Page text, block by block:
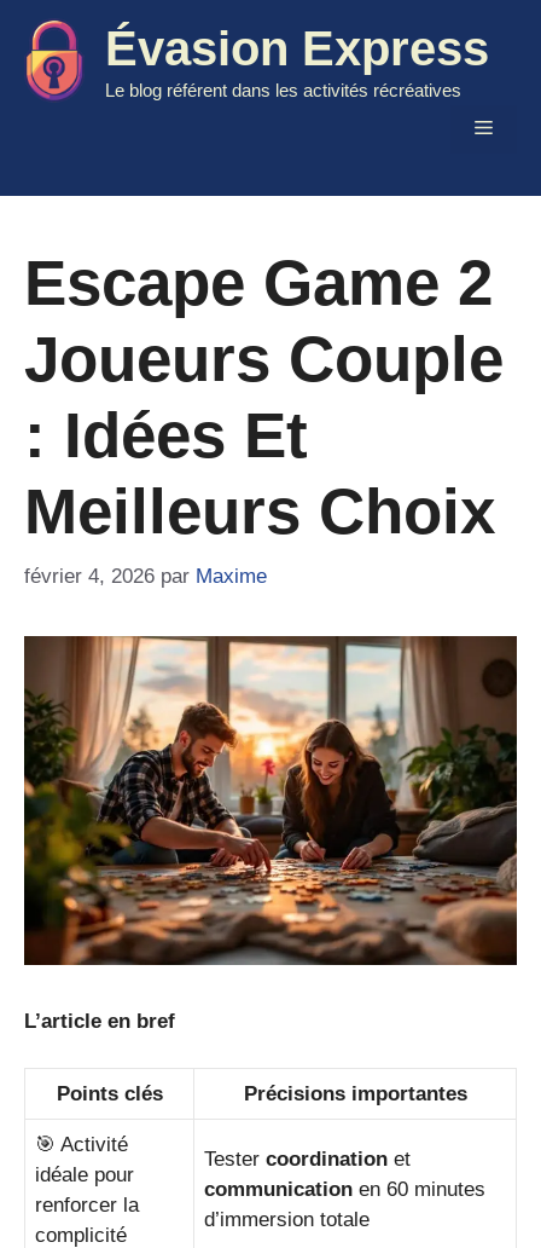
contenu
Évasion Express
Le blog référent dans les activités récréatives
Menu
Escape Game 2
Joueurs Couple
: Idées Et
Meilleurs Choix
février 4, 2026 par Maxime
L’article en bref
Points clés Précisions importantes
🎯 Activité
idéale pour
renforcer la
complicité
Tester coordination et
communication en 60 minutes
d’immersion totale